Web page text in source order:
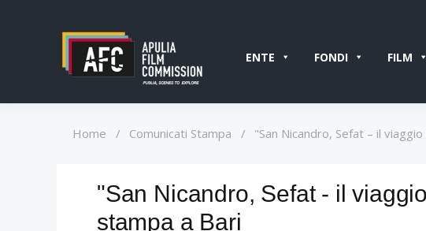
ENTE FONDI FILM
Home / Comunicati Stampa / "San Nicandro, Sefat – il
"San Nicandro, Sefat - il
stampa a Bari